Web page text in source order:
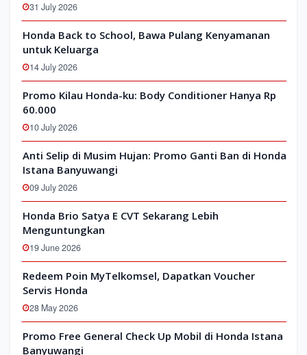
31 July 2026
Honda Back to School, Bawa Pulang Kenyamanan
untuk Keluarga
14 July 2026
Promo Kilau Honda-ku: Body Conditioner Hanya Rp
60.000
10 July 2026
Anti Selip di Musim Hujan: Promo Ganti Ban di Honda
Istana Banyuwangi
09 July 2026
Honda Brio Satya E CVT Sekarang Lebih
Menguntungkan
19 June 2026
Redeem Poin MyTelkomsel, Dapatkan Voucher
Servis Honda
28 May 2026
Promo Free General Check Up Mobil di Honda Istana
Banyuwangi